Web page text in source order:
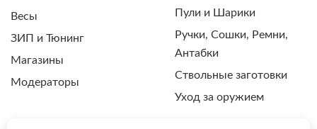
Весы
ЗИП и Тюнинг
Магазины
Модераторы
Пули и Шарики
Ручки, Сошки, Ремни,
Антабки
Ствольные заготовки
Уход за оружием